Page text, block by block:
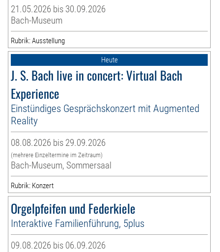
21.05.2026 bis 30.09.2026
Bach-Museum
Rubrik: Ausstellung
Heute
J. S. Bach live in concert: Virtual Bach
Experience
Einstündiges Gesprächskonzert mit Augmented
Reality
08.08.2026 bis 29.09.2026
(mehrere Einzeltermine im Zeitraum)
Bach-Museum, Sommersaal
Rubrik: Konzert
Orgelpfeifen und Federkiele
Interaktive Familienführung, 5plus
09.08.2026 bis 06.09.2026